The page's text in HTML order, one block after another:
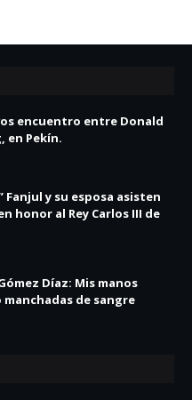
encuentro entre Donald
en Pekín.
Fanjul y su esposa asisten
honor al Rey Carlos III de
Díaz: Mis manos
de sangre